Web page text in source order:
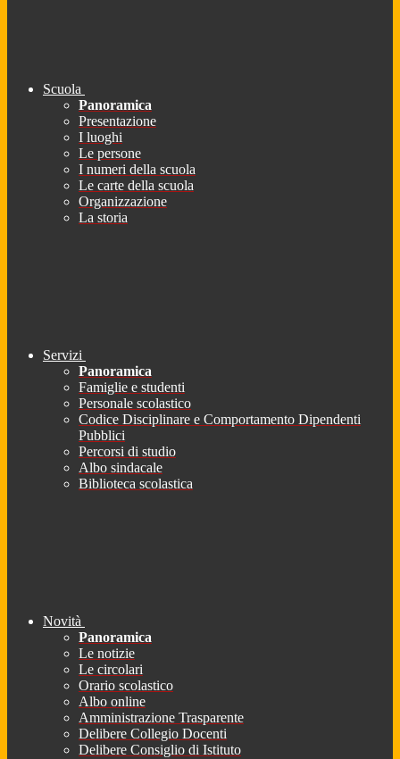
Scuola
Panoramica
Presentazione
I luoghi
Le persone
I numeri della scuola
Le carte della scuola
Organizzazione
La storia
Servizi
Panoramica
Famiglie e studenti
Personale scolastico
Codice Disciplinare e Comportamento Dipendenti
Pubblici
Percorsi di studio
Albo sindacale
Biblioteca scolastica
Novità
Panoramica
Le notizie
Le circolari
Orario scolastico
Albo online
Amministrazione Trasparente
Delibere Collegio Docenti
Delibere Consiglio di Istituto